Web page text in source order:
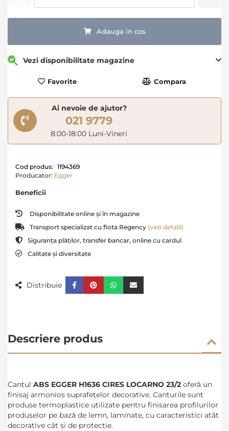
Adauga in cos
Vezi disponibilitate magazine
Favorite Compara
Ai nevoie de ajutor?
021 9779
8:00-18:00 Luni-Vineri
Cod produs: 1194369
Producator: Egger
Beneficii
Disponibilitate online și în magazine
Transport specializat cu flota Regency (vezi detalii)
Siguranța plăților, transfer bancar, online cu cardul
Calitate și diversitate
Distribuie
Descriere produs
Cantul ABS EGGER H1636 CIRES LOCARNO 23/2 oferă un
finisaj armonios suprafețelor decorative. Canturile sunt
produse termoplastice utilizate pentru finisarea profilurilor
produselor pe bază de lemn, laminate, cu caracteristici atât
decorative cât şi de protecţie.